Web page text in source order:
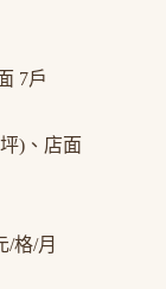
7戶
)、店面
/格/月